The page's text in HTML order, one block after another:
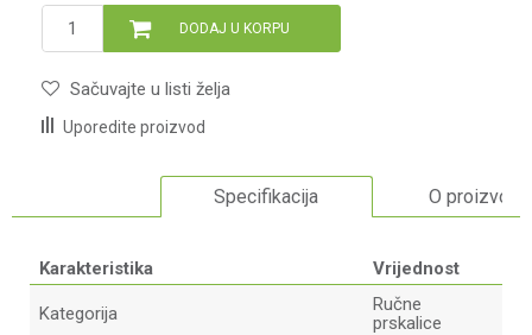
DODAJ U KORPU
Sačuvajte u listi želja
Uporedite proizvod
Specifikacija O proizvodu
Karakteristika Vrijednost
Kategorija
Ručne
prskalice